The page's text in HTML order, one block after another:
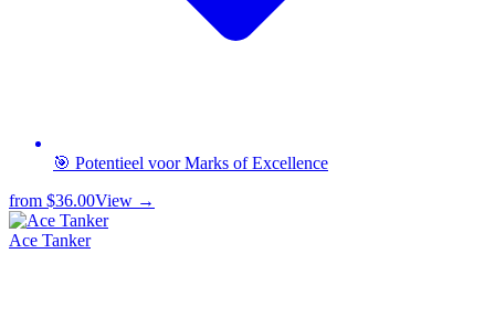
🎯 Potentieel voor Marks of Excellence
from $36.00View →
Ace Tanker